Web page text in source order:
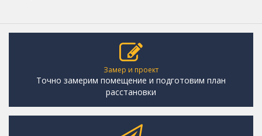
Замер и проект
Точно замерим помещение и подготовим план
расстановки